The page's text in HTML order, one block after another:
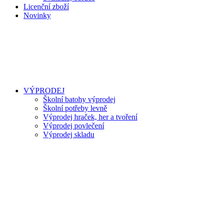
Licenční zboží
Novinky
VÝPRODEJ
Školní batohy výprodej
Školní potřeby levně
Výprodej hraček, her a tvoření
Výprodej povlečení
Výprodej skladu